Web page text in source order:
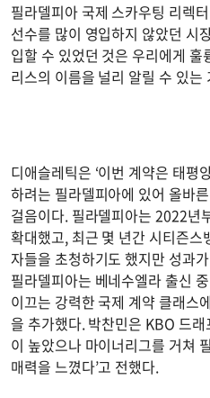
필라델피아 국제 스카우팅 리렉
선수를 많이 영입하지 않았던 시
입할 수 있었던 것은 우리에게
리스의 이름을 널리 알릴 수 있
디애슬레틱은 ‘이번 계약은 태평
하려는 필라델피아에 있어 올바
걸음이다. 필라델피아는 2022년
확대했고, 최근 몇 년간 시티즌
자들을 초청하기도 했지만 성과
필라델피아는 베네수엘라 출신
이끄는 강력한 국제 계약 클래스
을 추가했다. 박찬민은 KBO 드
이 높았으나 마이너리그를 거쳐
매력을 느꼈다’고 전했다.